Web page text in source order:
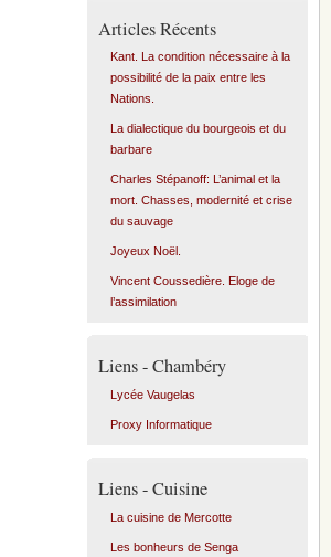
Articles Récents
Kant. La condition nécessaire à la
possibilité de la paix entre les
Nations.
La dialectique du bourgeois et du
barbare
Charles Stépanoff: L’animal et la
mort. Chasses, modernité et crise
du sauvage
Joyeux Noël.
Vincent Coussedière. Eloge de
l’assimilation
Liens - Chambéry
Lycée Vaugelas
Proxy Informatique
Liens - Cuisine
La cuisine de Mercotte
Les bonheurs de Senga